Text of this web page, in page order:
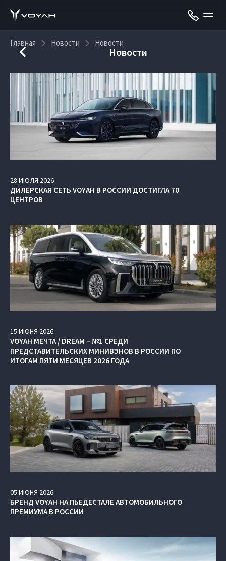
Главная Новости Новости
Новости
28 ИЮЛЯ 2026
ДИЛЕРСКАЯ СЕТЬ VOYAH В РОССИИ ДОСТИГЛА 70
ЦЕНТРОВ
15 ИЮНЯ 2026
VOYAH МЕЧТА / DREAM – №1 СРЕДИ
ПРЕДСТАВИТЕЛЬСКИХ МИНИВЭНОВ В РОССИИ ПО
ИТОГАМ ПЯТИ МЕСЯЦЕВ 2026 ГОДА
05 ИЮНЯ 2026
БРЕНД VOYAH НА ПЬЕДЕСТАЛЕ АВТОМОБИЛЬНОГО
ПРЕМИУМА В РОССИИ